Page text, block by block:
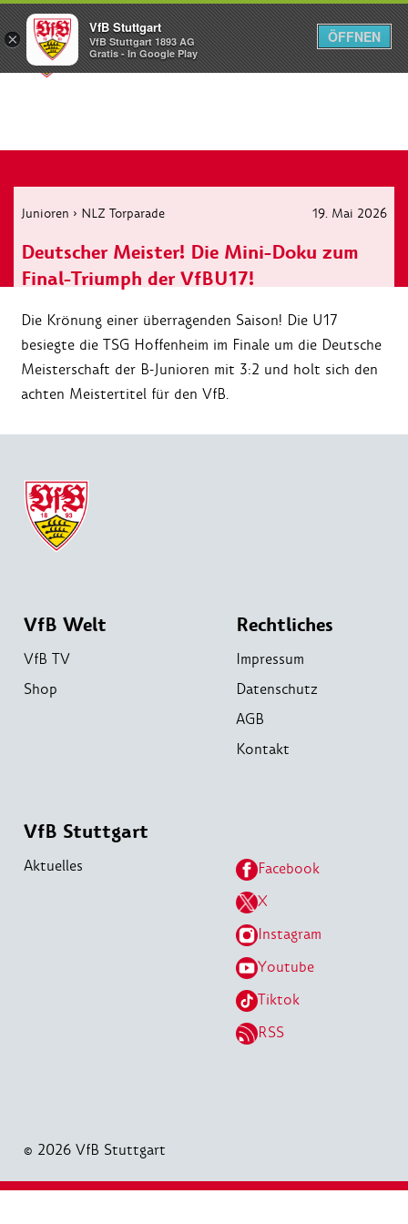
Menü
Junioren › NLZ Torparade 19. Mai 2026
Deutscher Meister! Die Mini-Doku zum
Final-Triumph der VfBU17!
Die Krönung einer überragenden Saison! Die U17
besiegte die TSG Hoffenheim im Finale um die Deutsche
Meisterschaft der B-Junioren mit 3:2 und holt sich den
achten Meistertitel für den VfB.
VfB Welt
VfB TV
Shop
Rechtliches
Impressum
Datenschutz
AGB
Kontakt
VfB Stuttgart
Aktuelles
Facebook
X
Instagram
Youtube
Tiktok
RSS
© 2026 VfB Stuttgart
×
VfB Stuttgart
VfB Stuttgart 1893 AG
Gratis - In Google Play
ÖFFNEN